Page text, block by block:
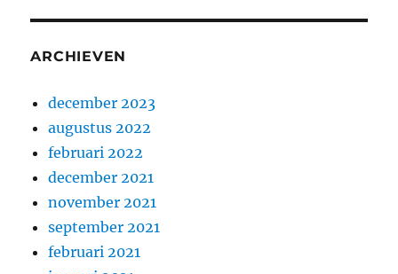
ARCHIEVEN
december 2023
augustus 2022
februari 2022
december 2021
november 2021
september 2021
februari 2021